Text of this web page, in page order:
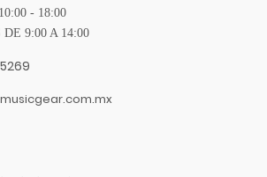
- 18:00
DE 9:00 A 14:00